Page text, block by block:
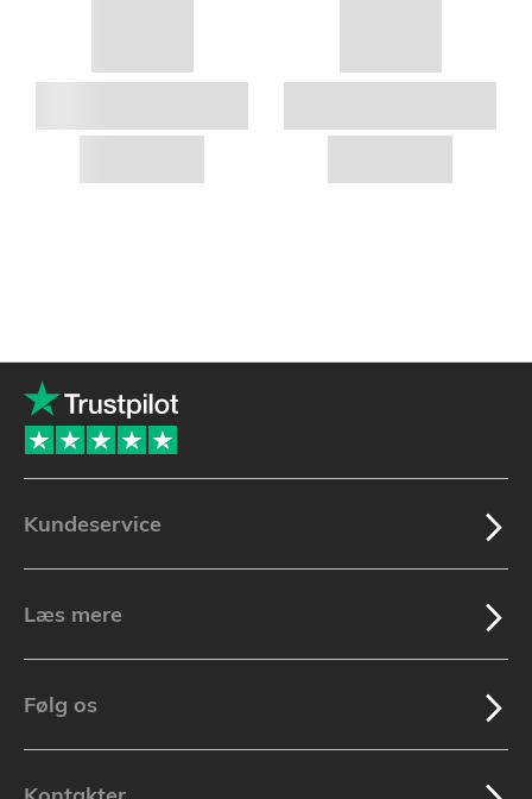
Kundeservice
Læs mere
Følg os